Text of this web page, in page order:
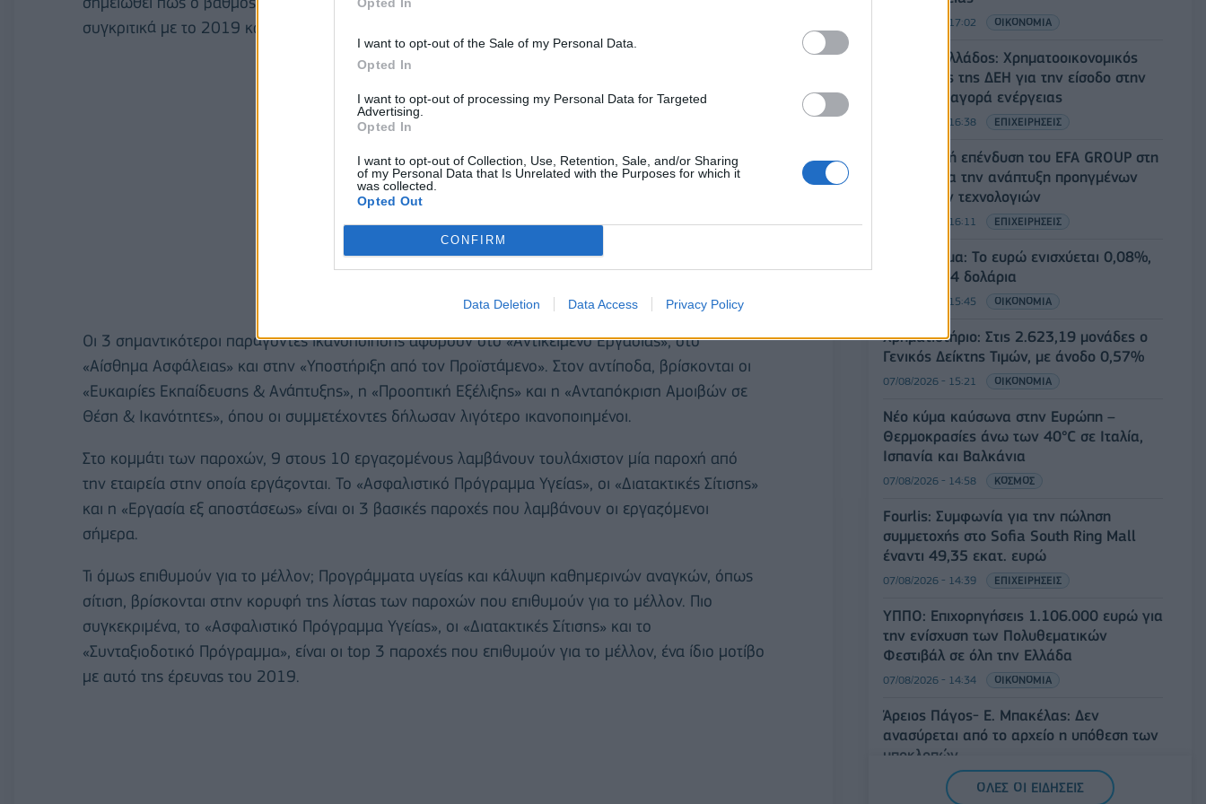
I want to opt-out of the Sale of my Personal Data.
Opted In
I want to opt-out of processing my Personal Data for Targeted
Advertising.
Opted In
I want to opt-out of Collection, Use, Retention, Sale, and/or Sharing
of my Personal Data that Is Unrelated with the Purposes for which it
was collected.
Opted Out
CONFIRM
Data Deletion Data Access Privacy Policy
συγκριτικά με το 2019 κατά 0,1 μονάδα.
Οι 3 σημαντικότεροι παράγοντες ικανοποίησης αφορούν στο «Αντικείμενο Εργασίας», στο
«Αίσθημα Ασφάλειας» και στην «Υποστήριξη από τον Προϊστάμενο». Στον αντίποδα, βρίσκονται οι
«Ευκαιρίες Εκπαίδευσης & Ανάπτυξης», η «Προοπτική Εξέλιξης» και η «Ανταπόκριση Αμοιβών σε
Θέση & Ικανότητες», όπου οι συμμετέχοντες δήλωσαν λιγότερο ικανοποιημένοι.
Στο κομμάτι των παροχών, 9 στους 10 εργαζομένους λαμβάνουν τουλάχιστον μία παροχή από
την εταιρεία στην οποία εργάζονται. Το «Ασφαλιστικό Πρόγραμμα Υγείας», οι «Διατακτικές Σίτισης»
και η «Εργασία εξ αποστάσεως» είναι οι 3 βασικές παροχές που λαμβάνουν οι εργαζόμενοι
σήμερα.
Τι όμως επιθυμούν για το μέλλον; Προγράμματα υγείας και κάλυψη καθημερινών αναγκών, όπως
σίτιση, βρίσκονται στην κορυφή της λίστας των παροχών που επιθυμούν για το μέλλον. Πιο
συγκεκριμένα, το «Ασφαλιστικό Πρόγραμμα Υγείας», οι «Διατακτικές Σίτισης» και το
«Συνταξιοδοτικό Πρόγραμμα», είναι οι top 3 παροχές που επιθυμούν για το μέλλον, ένα ίδιο μοτίβο
με αυτό της έρευνας του 2019.
07/08/2026 - 17:02 ΟΙΚΟΝΟΜΙΑ
Deloitte Ελλάδος: Χρηματοοικονομικός
σύμβουλος της ΔΕΗ για την είσοδο στην
πολωνική αγορά ενέργειας
07/08/2026 - 16:38 ΕΠΙΧΕΙΡΗΣΕΙΣ
Στρατηγική επένδυση του EFA GROUP στη
Fractal για την ανάπτυξη προηγμένων
αμυντικών τεχνολογιών
07/08/2026 - 16:11 ΕΠΙΧΕΙΡΗΣΕΙΣ
Συνάλλαγμα: Το ευρώ ενισχύεται 0,08%,
στα 1,1534 δολάρια
07/08/2026 - 15:45 ΟΙΚΟΝΟΜΙΑ
Χρηματιστήριο: Στις 2.623,19 μονάδες ο
Γενικός Δείκτης Τιμών, με άνοδο 0,57%
07/08/2026 - 15:21 ΟΙΚΟΝΟΜΙΑ
Νέο κύμα καύσωνα στην Ευρώπη –
Θερμοκρασίες άνω των 40°C σε Ιταλία,
Ισπανία και Βαλκάνια
07/08/2026 - 14:58 ΚΟΣΜΟΣ
Fourlis: Συμφωνία για την πώληση
συμμετοχής στο Sofia South Ring Mall
έναντι 49,35 εκατ. ευρώ
07/08/2026 - 14:39 ΕΠΙΧΕΙΡΗΣΕΙΣ
ΥΠΠΟ: Επιχορηγήσεις 1.106.000 ευρώ για
την ενίσχυση των Πολυθεματικών
Φεστιβάλ σε όλη την Ελλάδα
07/08/2026 - 14:34 ΟΙΚΟΝΟΜΙΑ
Άρειος Πάγος- Ε. Μπακέλας: Δεν
ανασύρεται από το αρχείο η υπόθεση των
υποκλοπών
07/08/2026 - 14:11 ΕΛΛΑΔΑ
ΟΛΕΣ ΟΙ ΕΙΔΗΣΕΙΣ